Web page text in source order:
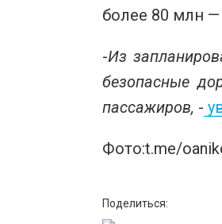
более 80 млн
-Из
безопасные
пассажиров, -
Фото:t.me/
Поделиться: